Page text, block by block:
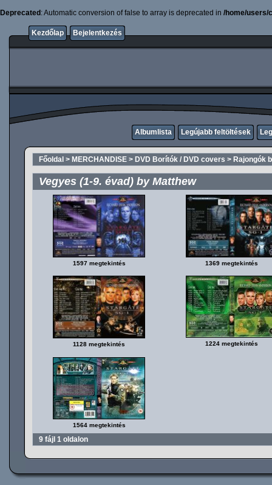
Deprecated : Automatic conversion of false to array is deprecated in /home/users/
Kezdőlap Bejelentkezés
Albumlista Legújabb feltöltések
Főoldal > MERCHANDISE > DVD Borítók / DVD covers > Rajongók
Vegyes (1-9. évad) by Matthew
1597 megtekintés 1369 megtekintés
1128 megtekintés 1224 megtekintés
1564 megtekintés
9 fájl 1 oldalon